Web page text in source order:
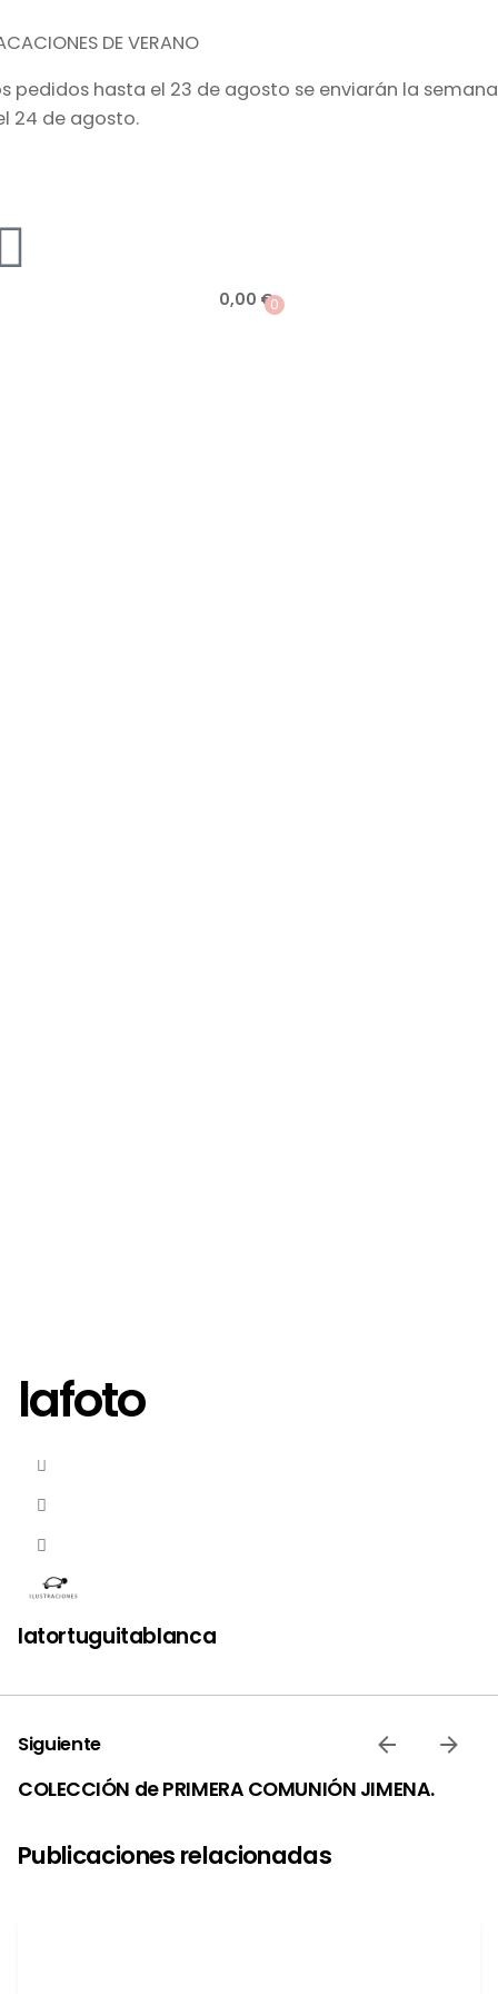
DE VERANO
pedidos hasta el 23 de agosto se enviarán la semana
24 de agosto.
0,00 €0
lafoto
latortuguitablanca
Siguiente
COLECCIÓN de PRIMERA COMUNIÓN JIMENA.
Publicaciones relacionadas